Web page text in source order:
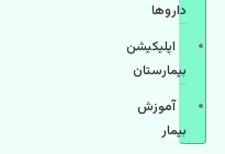
دارو‌ها
اپليكيشن
بيمارستان
آموزش
بیمار